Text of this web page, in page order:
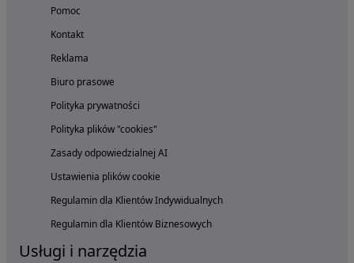
Pomoc
Kontakt
Reklama
Biuro prasowe
Polityka prywatności
Polityka plików "cookies"
Zasady odpowiedzialnej AI
Ustawienia plików cookie
Regulamin dla Klientów Indywidualnych
Regulamin dla Klientów Biznesowych
Usługi i narzędzia